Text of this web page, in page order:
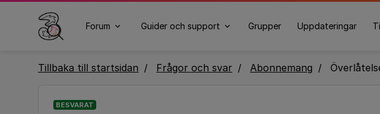
Forum Guider och support Grupper Uppdateringar
Tillbaka till startsidan Frågor och svar Abonnemang
BESVARAT